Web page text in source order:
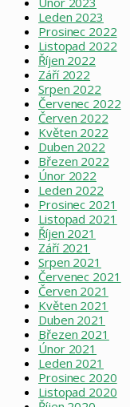
Leden 2023
Prosinec 2022
Listopad 2022
Říjen 2022
Září 2022
Srpen 2022
Červenec 2022
Červen 2022
Květen 2022
Duben 2022
Březen 2022
Únor 2022
Leden 2022
Prosinec 2021
Listopad 2021
Říjen 2021
Září 2021
Srpen 2021
Červenec 2021
Červen 2021
Květen 2021
Duben 2021
Březen 2021
Únor 2021
Leden 2021
Prosinec 2020
Listopad 2020